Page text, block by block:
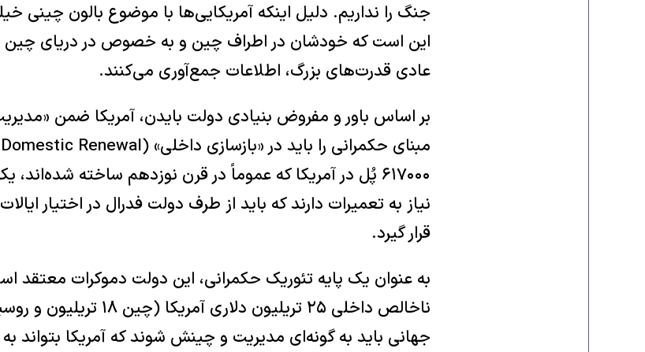
جنگ را نداریم. دلیل اینکه آمریکایی‌ها با موضوع بالون چینی
این است که خودشان در اطراف چین و به خصوص در دریای چین
عادی قدرت‌های بزرگ، اطلاعات جمع‌آوری می‌کنند.
بر اساس باور و مفروض بنیادی دولت بایدن، آمریکا ضمن
نیاز به تعمیرات دارند که باید از طرف دولت فدرال در اختیار
قرار گیرد.
به عنوان یک پایه تئوریک حکمرانی، این دولت دموکرات معتقد
جهانی باید به گونه‌ای مدیریت و چینش شوند که آمریکا بتواند